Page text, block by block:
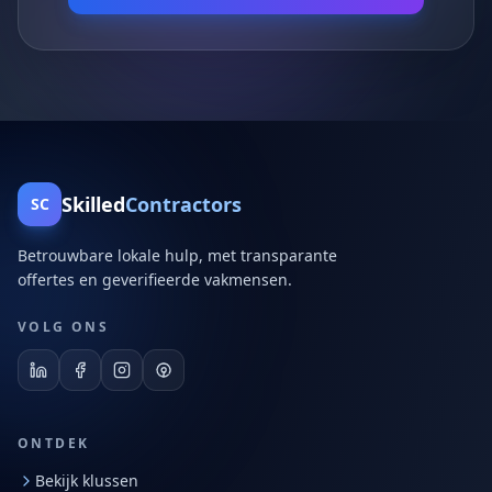
SC SkilledContractors
Betrouwbare lokale hulp, met transparante
offertes en geverifieerde vakmensen.
VOLG ONS
ONTDEK
Bekijk klussen